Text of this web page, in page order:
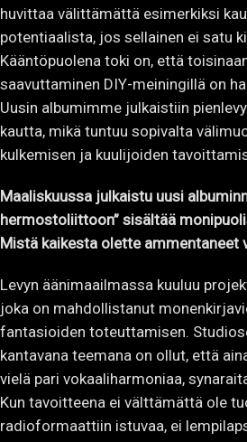
huvittaa välittämättä esimerkiksi
potentiaalista, jos sellainen ei satu
Kääntöpuolena toki on, että
saavuttaminen DIY-meiningillä on
Uusin albumimme julkaistiin
kautta, mikä tuntuu sopivalta
kulkemisen ja kuulijoiden
Maaliskuussa julkaistu uusi
hermostoliittoon” sisältää
Mistä kaikesta olette ammentaneet
Levyn äänimaailmassa kuuluu
joka on mahdollistanut
fantasioiden toteuttamisen.
kantavana teemana on ollut, että
vielä pari vokaaliharmoniaa,
Kun tavoitteena ei välttämättä ole
radioformaattiin istuvaa, ei